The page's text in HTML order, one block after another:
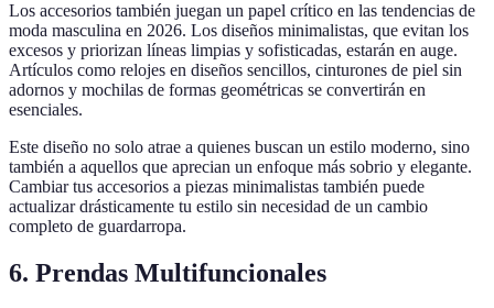
Los accesorios también juegan un papel crítico en las tendencias de
moda masculina en 2026. Los diseños minimalistas, que evitan los
excesos y priorizan líneas limpias y sofisticadas, estarán en auge.
Artículos como relojes en diseños sencillos, cinturones de piel sin
adornos y mochilas de formas geométricas se convertirán en
esenciales.
Este diseño no solo atrae a quienes buscan un estilo moderno, sino
también a aquellos que aprecian un enfoque más sobrio y elegante.
Cambiar tus accesorios a piezas minimalistas también puede
actualizar drásticamente tu estilo sin necesidad de un cambio
completo de guardarropa.
6. Prendas Multifuncionales